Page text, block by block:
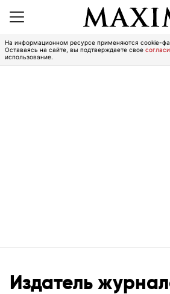
На информационном ресурсе применяются cookie-
Оставаясь на сайте, вы подтверждаете свое
использование.
Издатель